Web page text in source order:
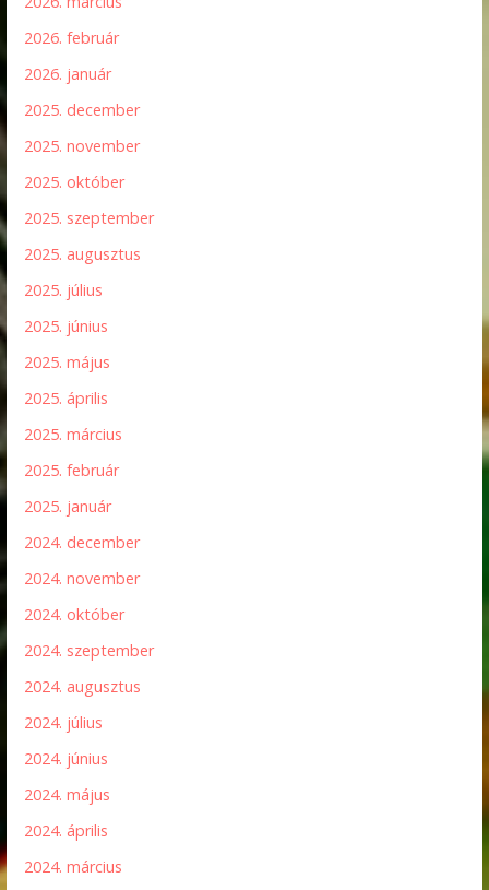
2026. február
2026. január
2025. december
2025. november
2025. október
2025. szeptember
2025. augusztus
2025. július
2025. június
2025. május
2025. április
2025. március
2025. február
2025. január
2024. december
2024. november
2024. október
2024. szeptember
2024. augusztus
2024. július
2024. június
2024. május
2024. április
2024. március